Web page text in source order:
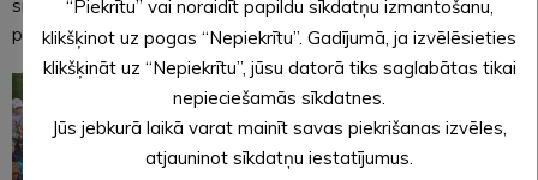
simboliem, gājām rotaļās ar dziedāšanu un cienājāmies ar
pašu gatavotiem cepumiem.
“Piekrītu” vai noraidīt papildu sīkdatņu izmantošanu,
klikšķinot uz pogas “Nepiekrītu”. Gadījumā, ja izvēlēsieties
klikšķināt uz “Nepiekrītu”, jūsu datorā tiks saglabātas tikai
nepieciešamās sīkdatnes.
Jūs jebkurā laikā varat mainīt savas piekrišanas izvēles,
atjauninot sīkdatņu iestatījumus.